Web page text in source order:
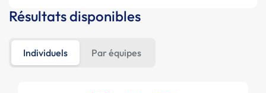
Résultats disponibles
Individuels Par équipes